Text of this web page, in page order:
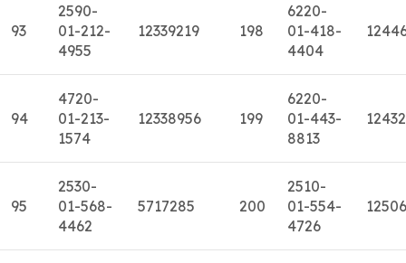
93
2590-
01-212-
4955
12339219 198
6220-
01-418-
4404
94
4720-
01-213-
1574
12338956 199
6220-
01-443-
8813
95
2530-
01-568-
4462
5717285 200
2510-
01-554-
4726